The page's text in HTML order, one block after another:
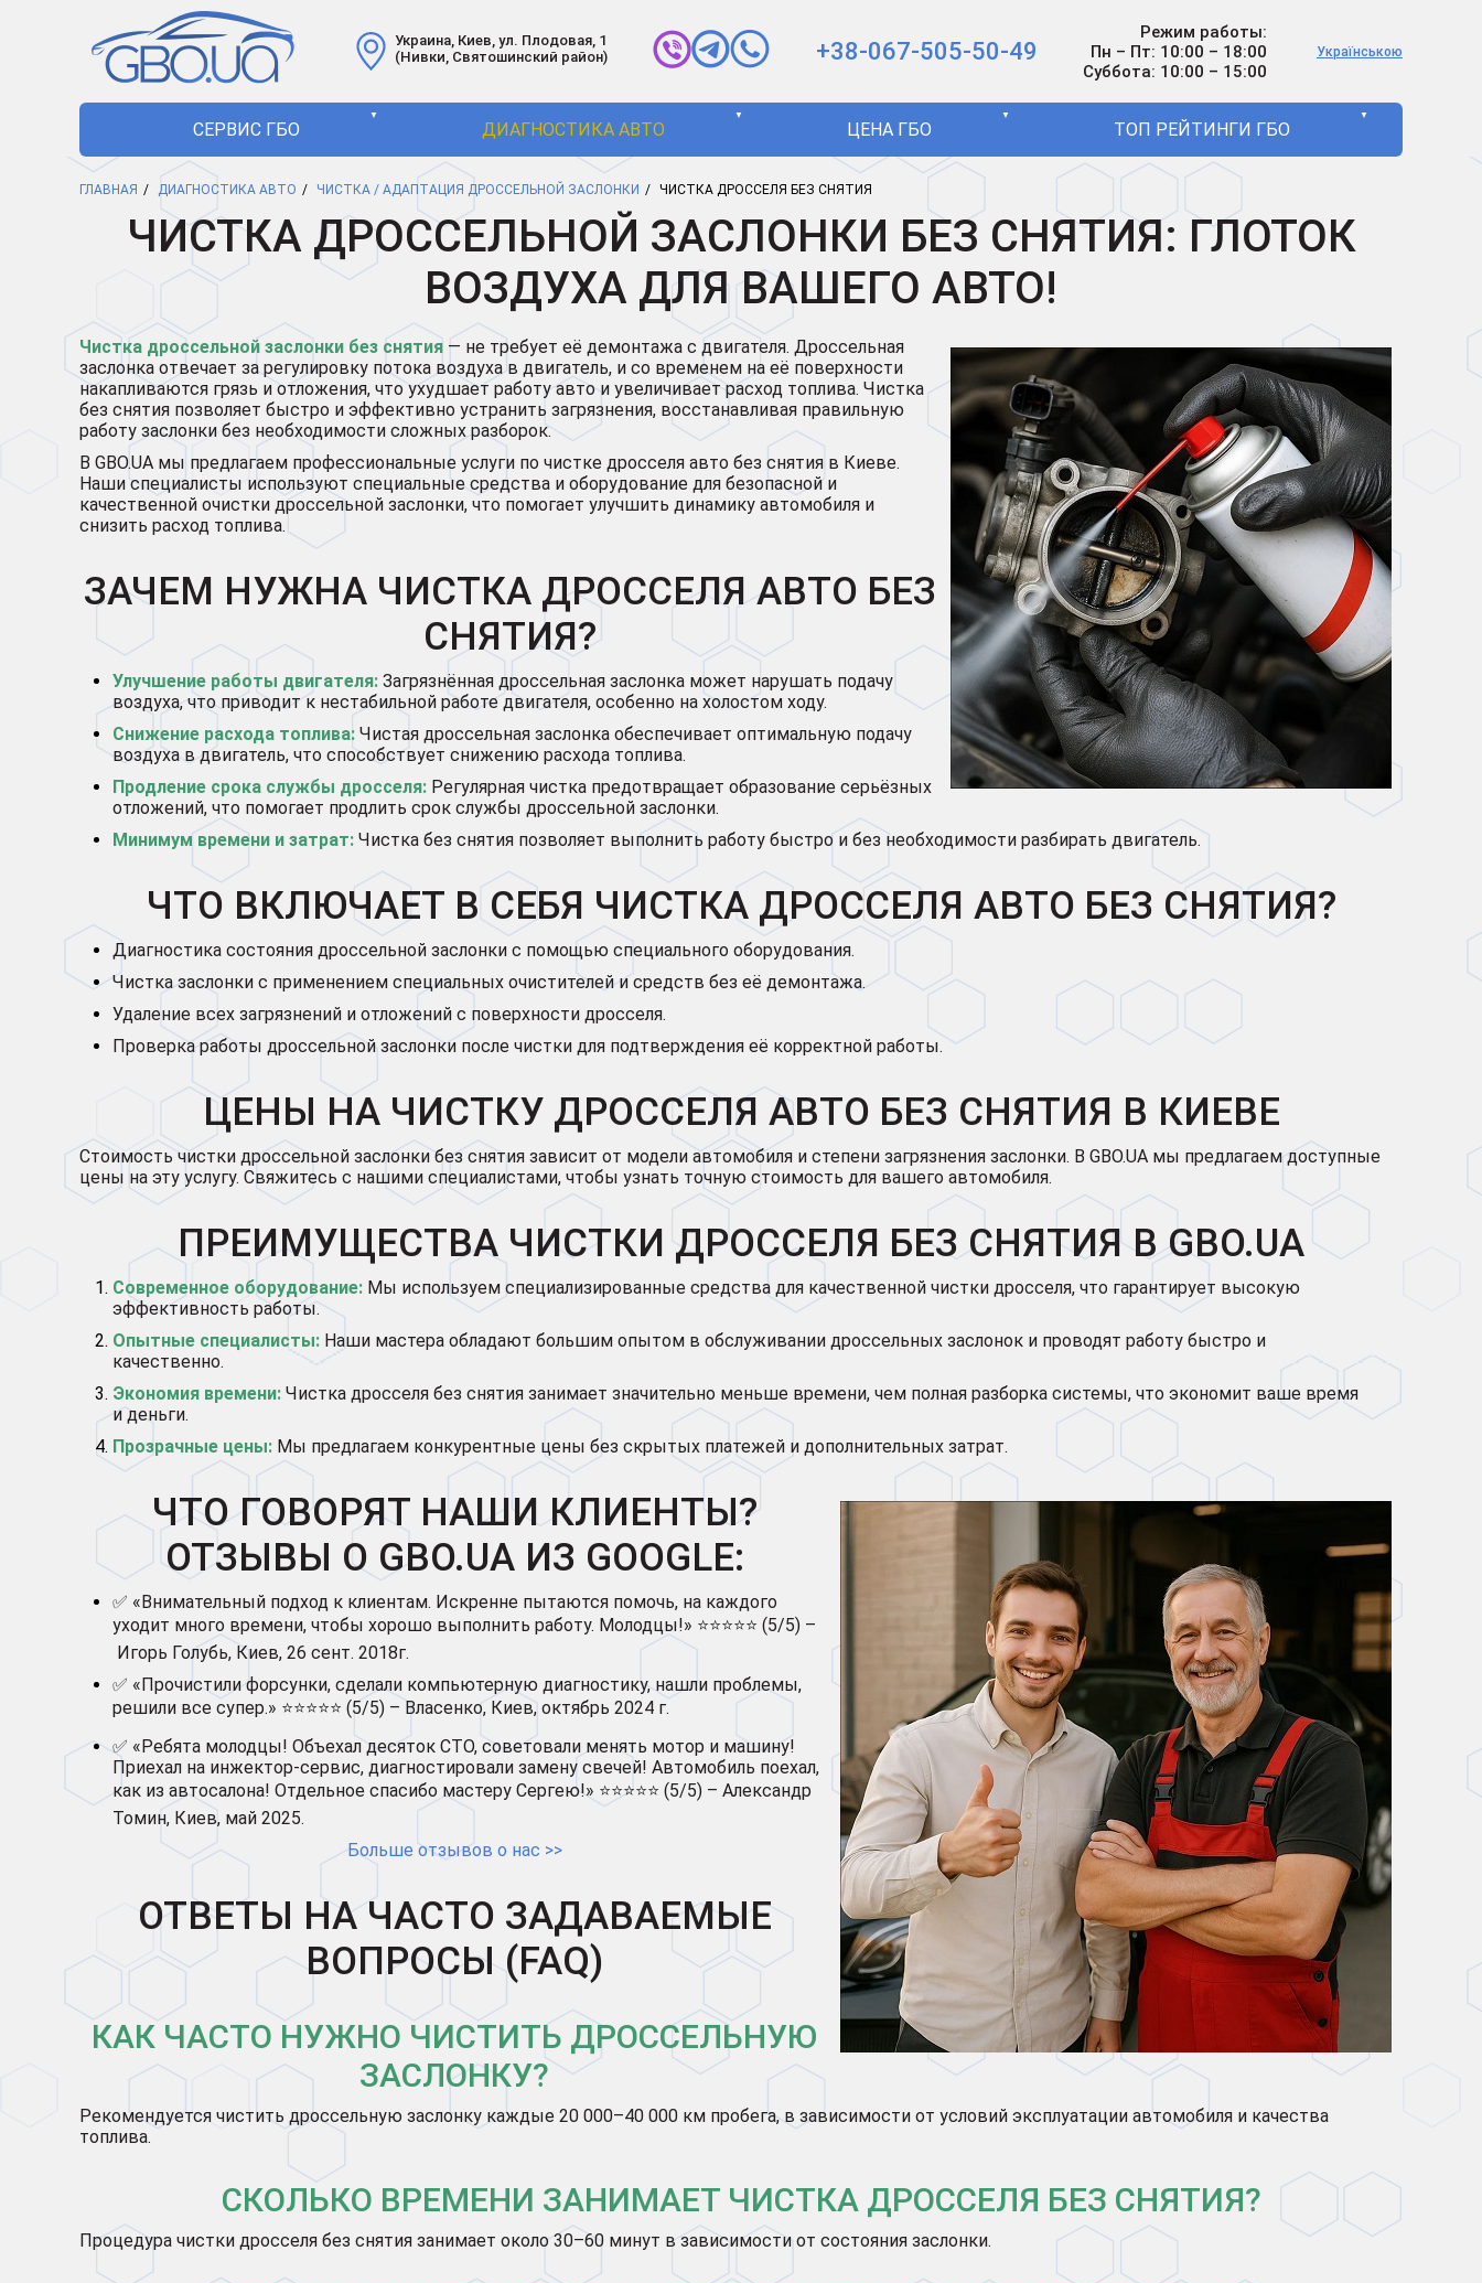
Украина, Киев, ул. Плодовая, 1
(Нивки, Святошинский район)
+38-067-505-50-49
Режим работы:
Пн – Пт: 10:00 – 18:00
Суббота: 10:00 – 15:00
Українською
СЕРВИС ГБО
▼
ДИАГНОСТИКА АВТО
▼
ЦЕНА ГБО
▼
ТОП РЕЙТИНГИ ГБО
▼
ГЛАВНАЯ ДИАГНОСТИКА АВТО ЧИСТКА / АДАПТАЦИЯ ДРОССЕЛЬНОЙ ЗАСЛОНКИ ЧИСТКА ДРОССЕЛЯ БЕЗ СНЯТИЯ
ЧИСТКА ДРОССЕЛЬНОЙ ЗАСЛОНКИ БЕЗ СНЯТИЯ: ГЛОТОК
ВОЗДУХА ДЛЯ ВАШЕГО АВТО!
Чистка дроссельной заслонки без снятия — не требует её демонтажа с двигателя. Дроссельная
заслонка отвечает за регулировку потока воздуха в двигатель, и со временем на её поверхности
накапливаются грязь и отложения, что ухудшает работу авто и увеличивает расход топлива. Чистка
без снятия позволяет быстро и эффективно устранить загрязнения, восстанавливая правильную
работу заслонки без необходимости сложных разборок.
В GBO.UA мы предлагаем профессиональные услуги по чистке дросселя авто без снятия в Киеве.
Наши специалисты используют специальные средства и оборудование для безопасной и
качественной очистки дроссельной заслонки, что помогает улучшить динамику автомобиля и
снизить расход топлива.
ЗАЧЕМ НУЖНА ЧИСТКА ДРОССЕЛЯ АВТО БЕЗ
СНЯТИЯ?
Улучшение работы двигателя: Загрязнённая дроссельная заслонка может нарушать подачу
воздуха, что приводит к нестабильной работе двигателя, особенно на холостом ходу.
Снижение расхода топлива: Чистая дроссельная заслонка обеспечивает оптимальную подачу
воздуха в двигатель, что способствует снижению расхода топлива.
Продление срока службы дросселя: Регулярная чистка предотвращает образование серьёзных
отложений, что помогает продлить срок службы дроссельной заслонки.
Минимум времени и затрат: Чистка без снятия позволяет выполнить работу быстро и без необходимости разбирать двигатель.
ЧТО ВКЛЮЧАЕТ В СЕБЯ ЧИСТКА ДРОССЕЛЯ АВТО БЕЗ СНЯТИЯ?
Диагностика состояния дроссельной заслонки с помощью специального оборудования.
Чистка заслонки с применением специальных очистителей и средств без её демонтажа.
Удаление всех загрязнений и отложений с поверхности дросселя.
Проверка работы дроссельной заслонки после чистки для подтверждения её корректной работы.
ЦЕНЫ НА ЧИСТКУ ДРОССЕЛЯ АВТО БЕЗ СНЯТИЯ В КИЕВЕ
Стоимость чистки дроссельной заслонки без снятия зависит от модели автомобиля и степени загрязнения заслонки. В GBO.UA мы предлагаем доступные
цены на эту услугу. Свяжитесь с нашими специалистами, чтобы узнать точную стоимость для вашего автомобиля.
ПРЕИМУЩЕСТВА ЧИСТКИ ДРОССЕЛЯ БЕЗ СНЯТИЯ В GBO.UA
Современное оборудование: Мы используем специализированные средства для качественной чистки дросселя, что гарантирует высокую
эффективность работы.
Опытные специалисты: Наши мастера обладают большим опытом в обслуживании дроссельных заслонок и проводят работу быстро и
качественно.
Экономия времени: Чистка дросселя без снятия занимает значительно меньше времени, чем полная разборка системы, что экономит ваше время
и деньги.
Прозрачные цены: Мы предлагаем конкурентные цены без скрытых платежей и дополнительных затрат.
ЧТО ГОВОРЯТ НАШИ КЛИЕНТЫ?
ОТЗЫВЫ О GBO.UA ИЗ GOOGLE:
✅ «Внимательный подход к клиентам. Искренне пытаются помочь, на каждого
уходит много времени, чтобы хорошо выполнить работу. Молодцы!» ⭐⭐⭐⭐⭐ (5/5) –
Игорь Голубь, Киев, 26 сент. 2018г.
✅ «Прочистили форсунки, сделали компьютерную диагностику, нашли проблемы,
решили все супер.» ⭐⭐⭐⭐⭐ (5/5) – Власенко, Киев, октябрь 2024 г.
✅ «Ребята молодцы! Объехал десяток СТО, советовали менять мотор и машину!
Приехал на инжектор-сервис, диагностировали замену свечей! Автомобиль поехал,
как из автосалона! Отдельное спасибо мастеру Сергею!» ⭐⭐⭐⭐⭐ (5/5) – Александр
Томин, Киев, май 2025.
Больше отзывов о нас >>
ОТВЕТЫ НА ЧАСТО ЗАДАВАЕМЫЕ
ВОПРОСЫ (FAQ)
КАК ЧАСТО НУЖНО ЧИСТИТЬ ДРОССЕЛЬНУЮ
ЗАСЛОНКУ?
Рекомендуется чистить дроссельную заслонку каждые 20 000–40 000 км пробега, в зависимости от условий эксплуатации автомобиля и качества
топлива.
СКОЛЬКО ВРЕМЕНИ ЗАНИМАЕТ ЧИСТКА ДРОССЕЛЯ БЕЗ СНЯТИЯ?
Процедура чистки дросселя без снятия занимает около 30–60 минут в зависимости от состояния заслонки.